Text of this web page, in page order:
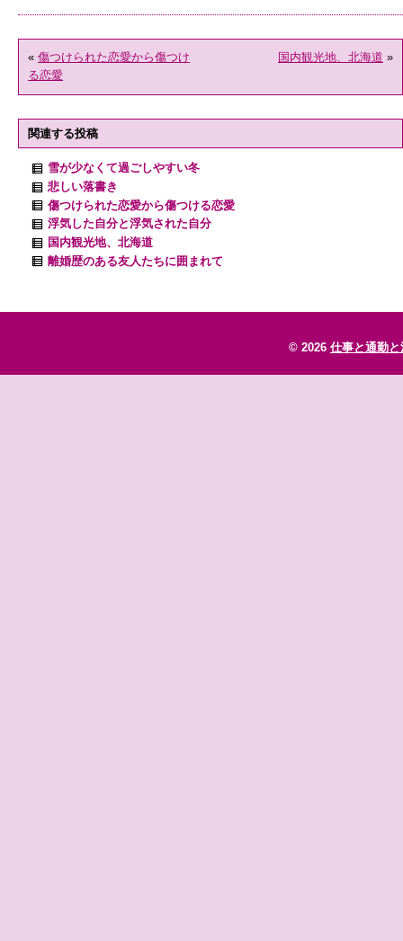
« 傷つけられた恋愛から傷つけ
る恋愛
国内観光地、北海道 »
関連する投稿
雪が少なくて過ごしやすい冬
悲しい落書き
傷つけられた恋愛から傷つける恋愛
浮気した自分と浮気された自分
国内観光地、北海道
離婚歴のある友人たちに囲まれて
© 2026 仕事と通勤